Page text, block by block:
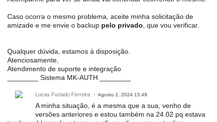
Caso ocorra o mesmo problema, aceite minha solicitação de
amizade e me envie o backup pelo privado , que vou verificar.
Qualquer dúvida, estamos à disposição.
Atenciosamente,
Atendimento de suporte e integração
________ Sistema MK-AUTH ________
Lucas Furtado Ferreira Agosto 2, 2024 15:49
A minha situação, é a mesma que a sua, venho de
versões anteriores e estou também na 24.02 pq estava